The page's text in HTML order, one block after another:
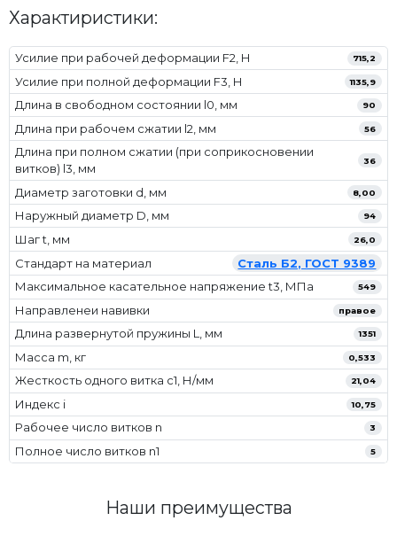
Характиристики:
Усилие при рабочей деформации F2, Н 715,2
Усилие при полной деформации F3, Н 1135,9
Длина в свободном состоянии l0, мм 90
Длина при рабочем сжатии l2, мм 56
Длина при полном сжатии (при соприкосновении
витков) l3, мм
36
Диаметр заготовки d, мм 8,00
Наружный диаметр D, мм 94
Шаг t, мм 26,0
Стандарт на материал
Сталь Б2, ГОСТ 9389
Максимальное касательное напряжение t3, МПа
549
Направленеи навивки правое
Длина развернутой пружины L, мм 1351
Масса m, кг 0,533
Жесткость одного витка c1, Н/мм 21,04
Индекс i 10,75
Рабочее число витков n 3
Полное число витков n1 5
Наши преимущества